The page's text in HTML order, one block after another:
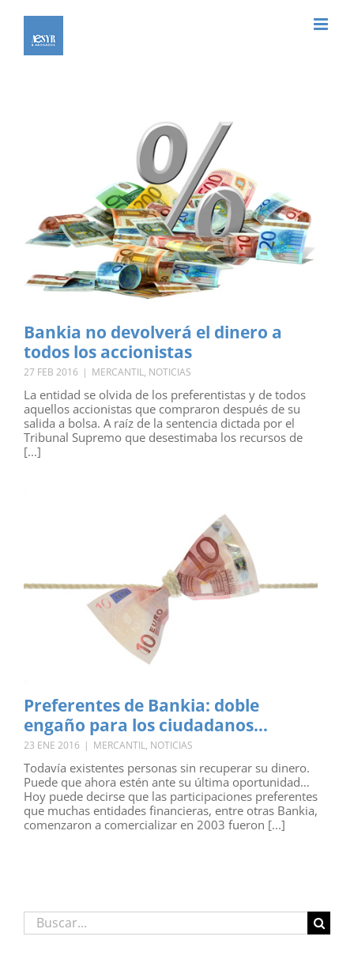
contenido
Bankia no devolverá el dinero a
todos los accionistas
27 FEB 2016 | MERCANTIL, NOTICIAS
La entidad se olvida de los preferentistas y de todos
aquellos accionistas que compraron después de su
salida a bolsa. A raíz de la sentencia dictada por el
Tribunal Supremo que desestimaba los recursos de
[...]
Preferentes de Bankia: doble
engaño para los ciudadanos…
23 ENE 2016 | MERCANTIL, NOTICIAS
Todavía existentes personas sin recuperar su dinero.
Puede que ahora estén ante su última oportunidad…
Hoy puede decirse que las participaciones preferentes
que muchas entidades financieras, entre otras Bankia,
comenzaron a comercializar en 2003 fueron [...]
Buscar: